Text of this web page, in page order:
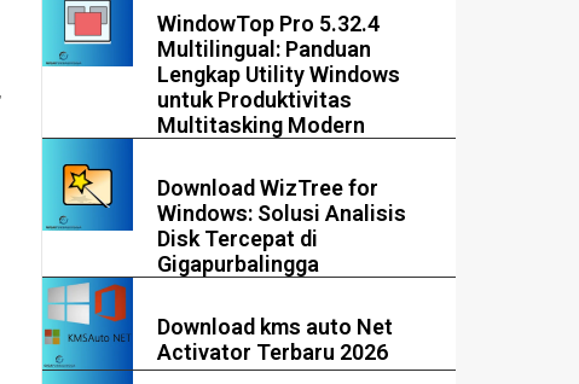
WindowTop Pro 5.32.4
Multilingual: Panduan
Lengkap Utility Windows
untuk Produktivitas
Multitasking Modern
Download WizTree for
Windows: Solusi Analisis
Disk Tercepat di
Gigapurbalingga
Download kms auto Net
Activator Terbaru 2026